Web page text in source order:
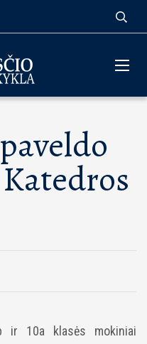
ir 10a klasės mokiniai